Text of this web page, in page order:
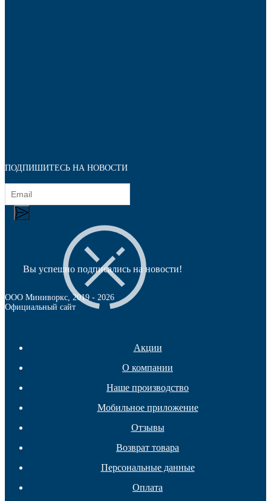
ПОДПИШИТЕСЬ НА НОВОСТИ
Вы успешно подписались на новости!
ООО Миниворкс, 2019 - 2026
Официальный сайт
Акции
О компании
Наше производство
Мобильное приложение
Отзывы
Возврат товара
Персональные данные
Оплата